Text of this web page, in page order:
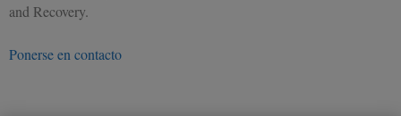
and Recovery.
Ponerse en contacto